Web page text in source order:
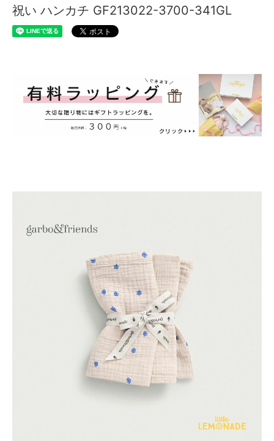
祝い ハンカチ GF213022-3700-341GL